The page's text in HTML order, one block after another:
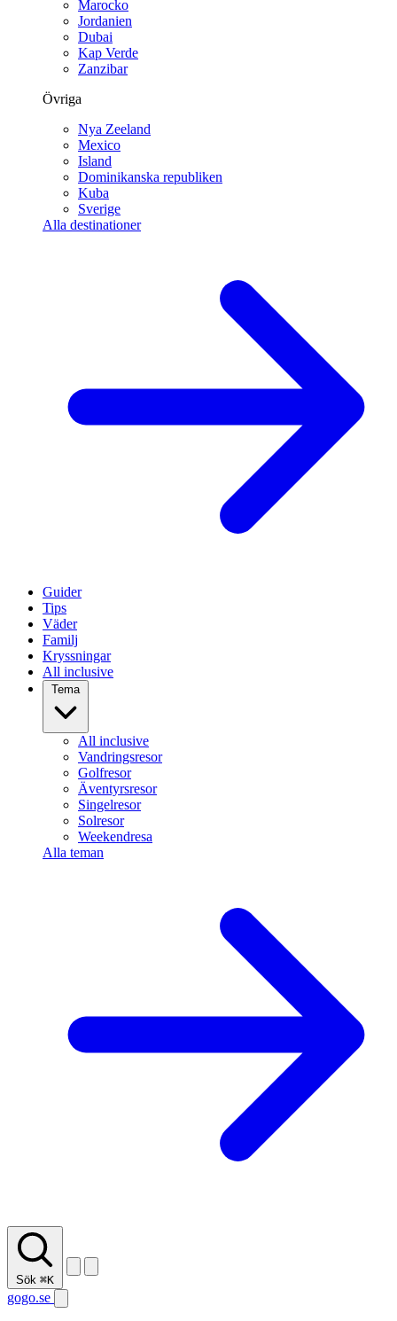
Marocko
Jordanien
Dubai
Kap Verde
Zanzibar
Övriga
Nya Zeeland
Mexico
Island
Dominikanska republiken
Kuba
Sverige
Alla destinationer
Guider
Tips
Väder
Familj
Kryssningar
All inclusive
Tema
All inclusive
Vandringsresor
Golfresor
Äventyrsresor
Singelresor
Solresor
Weekendresa
Alla teman
Sök ⌘K
gogo.se